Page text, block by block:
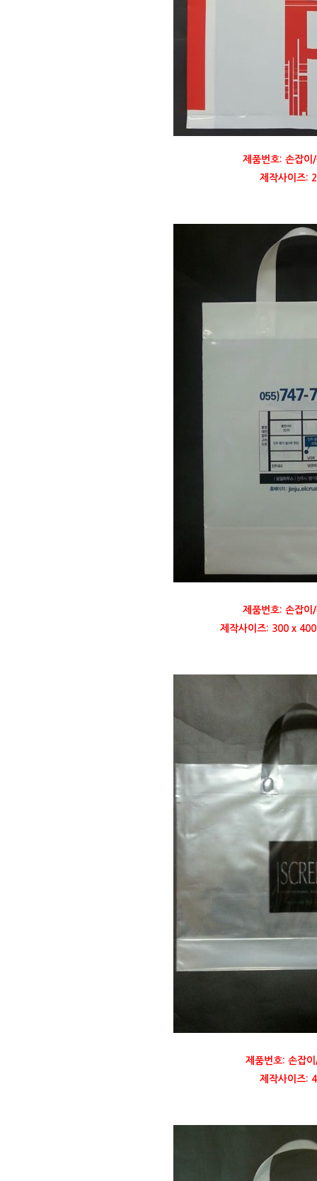
제품번호: 손잡이
제작사이즈:
제품번호: 손잡이
제작사이즈: 300 x
제품번호: 손잡
제작사이즈: